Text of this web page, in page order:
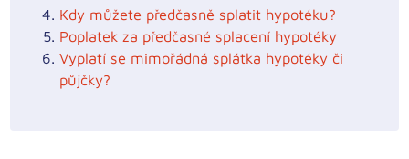
Kdy můžete předčasně splatit hypotéku?
Poplatek za předčasné splacení hypotéky
Vyplatí se mimořádná splátka hypotéky či
půjčky?